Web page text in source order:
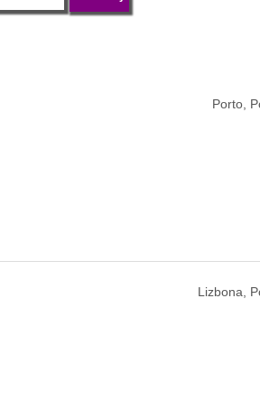
Porto,
Lizbona,